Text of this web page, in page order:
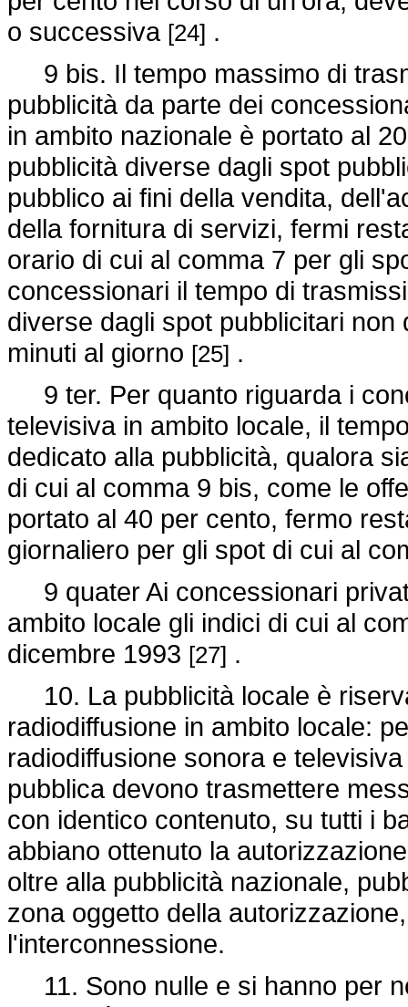
o successiva [24] .
9 bis. Il tempo massimo di
pubblicità da parte dei
in ambito nazionale è portato al
pubblicità diverse dagli spot
pubblico ai fini della vendita,
della fornitura di servizi, fermi
orario di cui al comma 7 per gli
concessionari il tempo di
diverse dagli spot pubblicitari
minuti al giorno [25] .
9 ter. Per quanto riguarda i
televisiva in ambito locale, il
dedicato alla pubblicità, qualora
di cui al comma 9 bis, come le
portato al 40 per cento, fermo
giornaliero per gli spot di cui al
9 quater Ai concessionari
ambito locale gli indici di cui al
dicembre 1993 [27] .
10. La pubblicità locale è
radiodiffusione in ambito locale:
radiodiffusione sonora e
pubblica devono trasmettere
con identico contenuto, su tutti i
abbiano ottenuto la
oltre alla pubblicità nazionale,
zona oggetto della
l'interconnessione.
11. Sono nulle e si hanno per